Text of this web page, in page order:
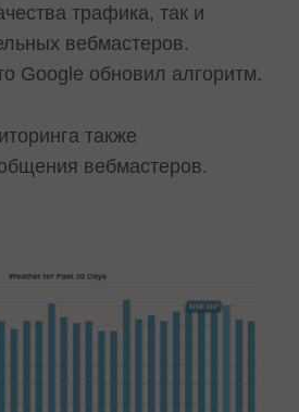
трафика, так и
вебмастеров.
Google обновил алгоритм.
также
вебмастеров.